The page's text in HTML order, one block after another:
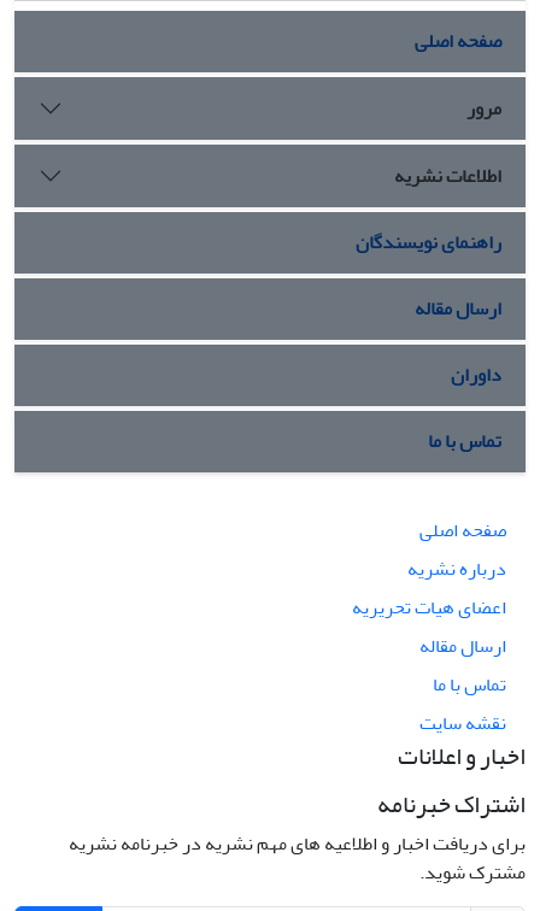
صفحه اصلی
مرور
اطلاعات نشریه
راهنمای نویسندگان
ارسال مقاله
داوران
تماس با ما
صفحه اصلی
درباره نشریه
اعضای هیات تحریریه
ارسال مقاله
تماس با ما
نقشه سایت
اخبار و اعلانات
اشتراک خبرنامه
برای دریافت اخبار و اطلاعیه های مهم نشریه در خبرنامه نشریه
مشترک شوید.